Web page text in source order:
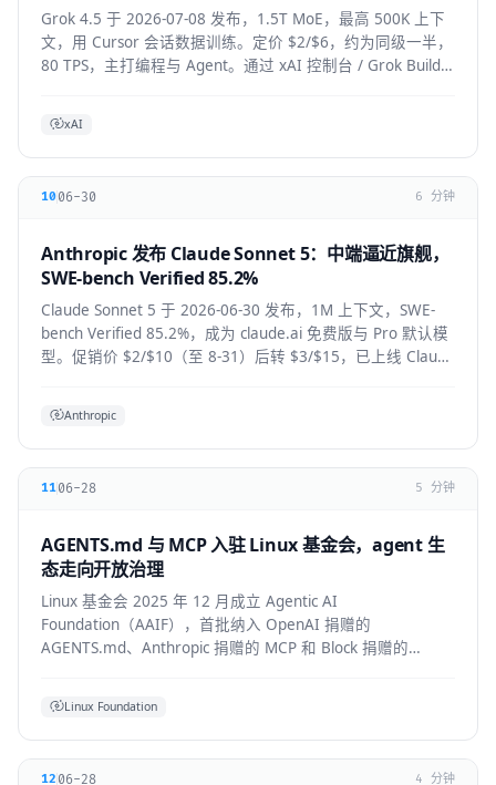
Grok 4.5 于 2026-07-08 发布，1.5T MoE，最高 500K 上下
文，用 Cursor 会话数据训练。定价 $2/$6，约为同级一半，
80 TPS，主打编程与 Agent。通过 xAI 控制台 / Grok Build /
xAI
1006-30 6 分钟
Anthropic 发布 Claude Sonnet 5：中端逼近旗舰，
SWE-bench Verified 85.2%
Claude Sonnet 5 于 2026-06-30 发布，1M 上下文，SWE-
bench Verified 85.2%，成为 claude.ai 免费版与 Pro 默认模
型。促销价 $2/$10（至 8-31）后转 $3/$15，已上线 Claude
Anthropic
1106-28 5 分钟
AGENTS.md 与 MCP 入驻 Linux 基金会，agent 生
态走向开放治理
Linux 基金会 2025 年 12 月成立 Agentic AI
Foundation（AAIF），首批纳入 OpenAI 捐赠的
AGENTS.md、Anthropic 捐赠的 MCP 和 Block 捐赠的
Linux Foundation
12 06-28 4 分钟